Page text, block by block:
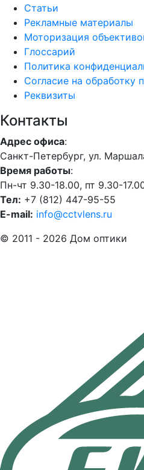
Статьи
Рекламные материалы
Моторизация
Глоссарий
Политика
Согласие на обработку
Реквизиты
Контакты
Адрес офиса:
Санкт-Петербург, ул.
Время работы:
Пн-чт 9.30-18.00, пт 9.30-
Тел: +7 (812) 447-95-55
E-mail: info@cctvlens.ru
© 2011 - 2026 Дом оптики